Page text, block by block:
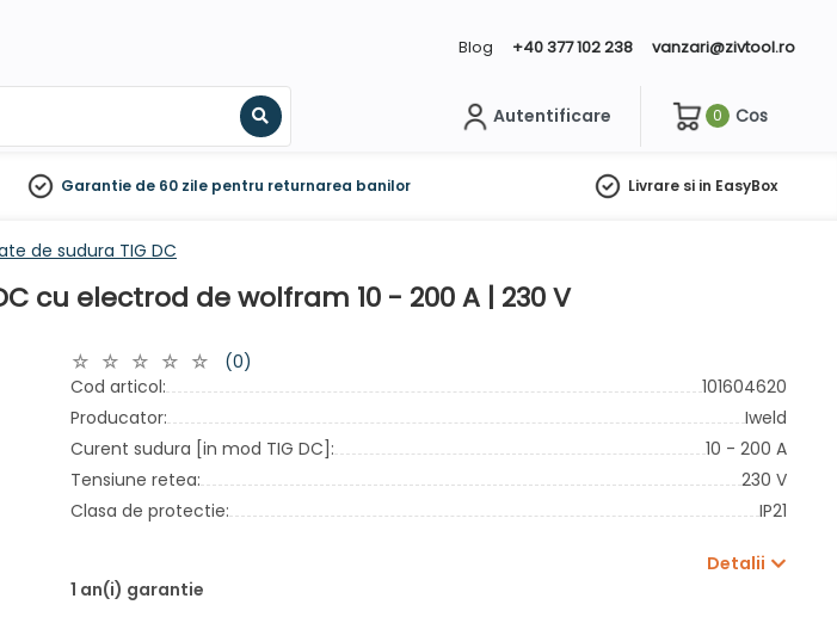
Blog +40 377 102 238 vanzari@zivtool.ro
Search
Autentificare 0 Cos
Garantie de 60 zile pentru returnarea banilor Livrare si in EasyBox
de sudura TIG DC
cu electrod de wolfram 10 - 200 A | 230 V
(0)
Cod articol:
101604620
Producator:
Iweld
Curent sudura [in mod TIG DC]:
10 - 200 A
Tensiune retea:
230 V
Clasa de protectie:
IP21
Detalii
1 an(i) garantie